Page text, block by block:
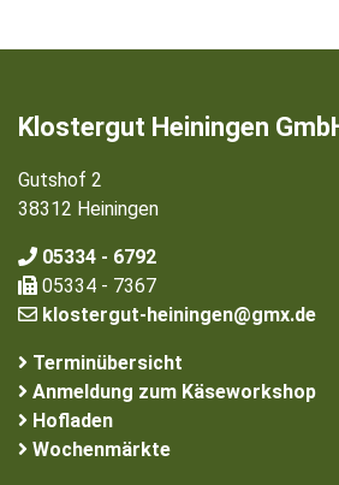
Klostergut Heiningen
Gutshof 2
38312 Heiningen
05334 - 6792
05334 - 7367
klostergut-heiningen@gmx.de
Terminübersicht
Anmeldung zum Käseworkshop
Hofladen
Wochenmärkte